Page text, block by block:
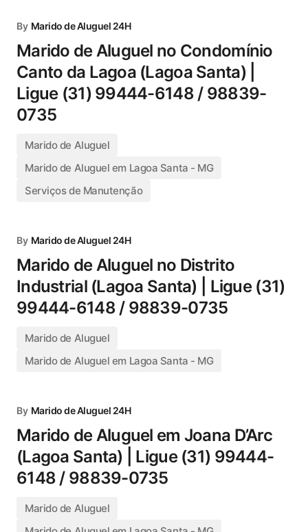
By Marido de Aluguel 24H
Marido de Aluguel no Condomínio
Canto da Lagoa (Lagoa Santa) |
Ligue (31) 99444-6148 / 98839-
0735
Marido de Aluguel
Marido de Aluguel em Lagoa Santa - MG
Serviços de Manutenção
By Marido de Aluguel 24H
Marido de Aluguel no Distrito
Industrial (Lagoa Santa) | Ligue (31)
99444-6148 / 98839-0735
Marido de Aluguel
Marido de Aluguel em Lagoa Santa - MG
By Marido de Aluguel 24H
Marido de Aluguel em Joana D’Arc
(Lagoa Santa) | Ligue (31) 99444-
6148 / 98839-0735
Marido de Aluguel